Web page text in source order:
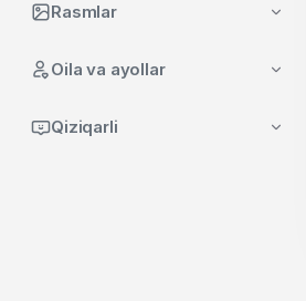
Rasmlar
Oila va ayollar
Qiziqarli